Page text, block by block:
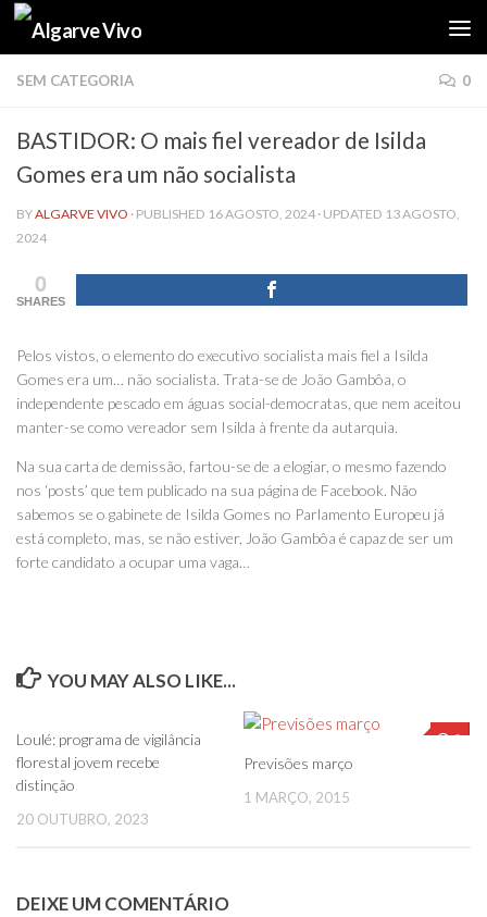
Skip to content
SEM CATEGORIA 0
BASTIDOR: O mais fiel vereador de Isilda
Gomes era um não socialista
BYALGARVE VIVO · PUBLISHED 16 AGOSTO, 2024 · UPDATED 13 AGOSTO,
2024
0
SHARES
Pelos vistos, o elemento do executivo socialista mais fiel a Isilda
Gomes era um… não socialista. Trata-se de João Gambôa, o
independente pescado em águas social-democratas, que nem aceitou
manter-se como vereador sem Isilda à frente da autarquia.
Na sua carta de demissão, fartou-se de a elogiar, o mesmo fazendo
nos ‘posts’ que tem publicado na sua página de Facebook. Não
sabemos se o gabinete de Isilda Gomes no Parlamento Europeu já
está completo, mas, se não estiver, João Gambôa é capaz de ser um
forte candidato a ocupar uma vaga…
YOU MAY ALSO LIKE...
Loulé: programa de vigilância
florestal jovem recebe
distinção
20 OUTUBRO, 2023
0
Previsões março
1 MARÇO, 2015
DEIXE UM COMENTÁRIO